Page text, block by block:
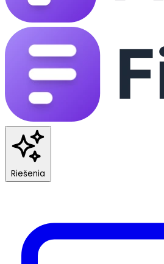
Riešenia